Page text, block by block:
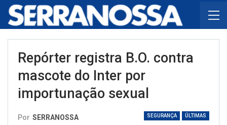
Repórter registra B.O. contra
mascote do Inter por
importunação sexual
SEGURANÇA ÚLTIMAS
Por SERRANOSSA